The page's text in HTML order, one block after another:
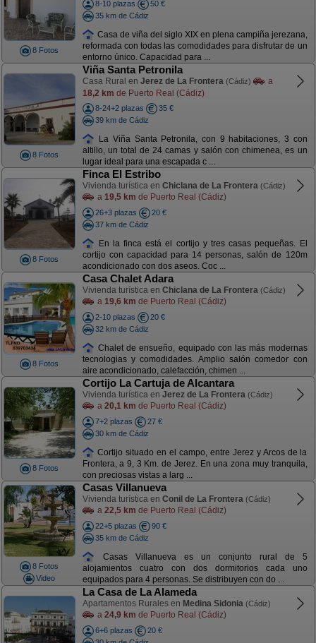
8 Fotos
8-10 plazas
50 €
35 km de Cádiz
Casa de viña del siglo XIX en plena campiña jerezana,
reformada con todas las comodidades para disfrutar de un
entorno único. Capacidad para ...
8 Fotos
Viña Santa Petronila
Casa Rural en Jerez de La Frontera (Cádiz)
a
18,2 km de Puerto Real (Cádiz)
8-24+2 plazas
35 €
39 km de Cádiz
La Viña Santa Petronila, con 9 habitaciones, 3 con
altillo, un total de 24 camas y salón con chimenea, es un
lugar ideal para una escapada c ...
8 Fotos
Finca El Estribo
Vivienda turística en Chiclana de La Frontera (Cádiz)
a 19,5 km de Puerto Real (Cádiz)
26+3 plazas
20 €
37 km de Cádiz
En la finca está el cortijo y tres casas pequeñas. El
cortijo con capacidad para 14 personas, salón de 120m
acondicionado con dos aseos. Coc ...
8 Fotos
Casa Chalet Adara
Vivienda turística en Chiclana de La Frontera (Cádiz)
a 19,6 km de Puerto Real (Cádiz)
2-10 plazas
20 €
32 km de Cádiz
Chalet de ensueño, equipado con las más modernas
tecnologias y comodidades. Amplio salón comedor con
aire acondicionado, calefacción, chimen ...
8 Fotos
Cortijo La Cartuja de Alcantara
Vivienda turística en Jerez de La Frontera (Cádiz)
a 20,1 km de Puerto Real (Cádiz)
7+2 plazas
27 €
30 km de Cádiz
Cortijo situado en el campo, entre Jerez y Arcos de la
Frontera, a 9, 3 Km. de Jerez. En una zona muy tranquila,
con preciosas vistas a larg ...
8 Fotos
Video
Casas Villanueva
Vivienda turística en Conil de La Frontera (Cádiz)
a 22,5 km de Puerto Real (Cádiz)
22+5 plazas
90 €
35 km de Cádiz
Casas Villanueva es un conjunto rural de 5
alojamientos cuatro con dos dormitorios cada uno
equipados para 4 personas. Se distribuyen con do ...
La Casa de La Alameda
Apartamentos Rurales en Medina Sidonia (Cádiz)
a 24,9 km de Puerto Real (Cádiz)
6+6 plazas
20 €